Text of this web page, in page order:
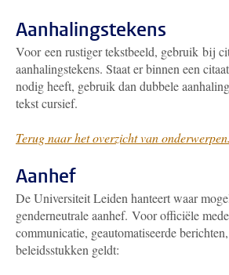
Aanhalingstekens
Voor een rustiger tekstbeeld, gebruik bij
aanhalingstekens. Staat er binnen een
nodig heeft, gebruik dan dubbele
tekst cursief.
Terug naar het overzicht van onderwerpen.
Aanhef
De Universiteit Leiden hanteert waar
genderneutrale aanhef. Voor officiële
communicatie, geautomatiseerde
beleidsstukken geldt: